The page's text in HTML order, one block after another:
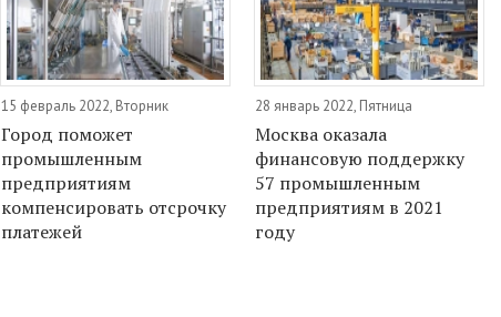
15 февраль 2022, Вторник
Город поможет
промышленным
предприятиям
компенсировать отсрочку
платежей
28 январь 2022, Пятница
Москва оказала
финансовую поддержку
57 промышленным
предприятиям в 2021
году